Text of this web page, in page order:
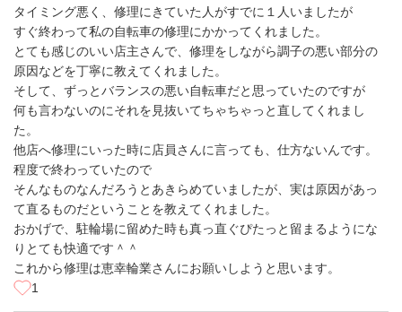
タイミング悪く、修理にきていた人がすでに１人いましたが
すぐ終わって私の自転車の修理にかかってくれました。
とても感じのいい店主さんで、修理をしながら調子の悪い部分の
原因などを丁寧に教えてくれました。
そして、ずっとバランスの悪い自転車だと思っていたのですが
何も言わないのにそれを見抜いてちゃちゃっと直してくれまし
た。
他店へ修理にいった時に店員さんに言っても、仕方ないんです。
程度で終わっていたので
そんなものなんだろうとあきらめていましたが、実は原因があっ
て直るものだということを教えてくれました。
おかげで、駐輪場に留めた時も真っ直ぐぴたっと留まるようにな
りとても快適です＾＾
これから修理は恵幸輪業さんにお願いしようと思います。
1